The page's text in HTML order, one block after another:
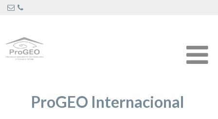
ProGEO Internacional